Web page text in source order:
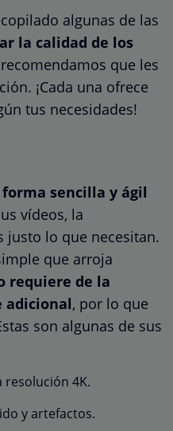
algunas de las
la calidad de los
que les
¡Cada una ofrece
tus necesidades!
sencilla y ágil
vídeos, la
justo lo que necesitan.
que arroja
requiere de la
adicional, por lo que
son algunas de sus
resolución 4K.
y artefactos.